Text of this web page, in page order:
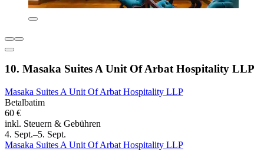
10. Masaka Suites A Unit Of Arbat Hospitality LLP
Masaka Suites A Unit Of Arbat Hospitality LLP
Betalbatim
60 €
inkl. Steuern & Gebühren
4. Sept.–5. Sept.
Masaka Suites A Unit Of Arbat Hospitality LLP